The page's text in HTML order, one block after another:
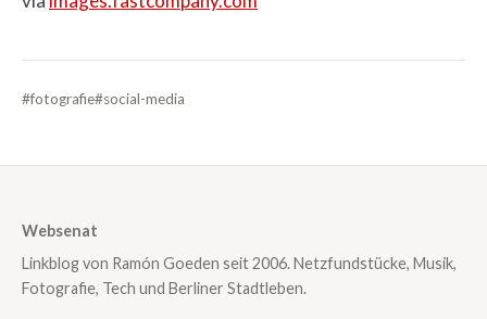
#fotografie#social-media
Websenat
Linkblog von Ramón Goeden seit 2006. Netzfundstücke, Musik,
Fotografie, Tech und Berliner Stadtleben.